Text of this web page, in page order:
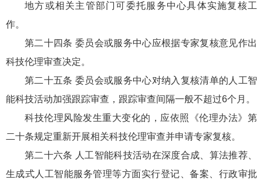
地方或相关主管部门可委托服务中心具体实施复核工
作。
第二十四条 委员会或服务中心应根据专家复核意见作出
科技伦理审查决定。
第二十五条 委员会或服务中心对纳入复核清单的人工智
能科技活动加强跟踪审查，跟踪审查间隔一般不超过6个月。
科技伦理风险发生重大变化的，应依照《伦理办法》第
二十条规定重新开展相关科技伦理审查并申请专家复核。
第二十六条 人工智能科技活动在深度合成、算法推荐、
生成式人工智能服务管理等方面实行登记、备案、行政审批